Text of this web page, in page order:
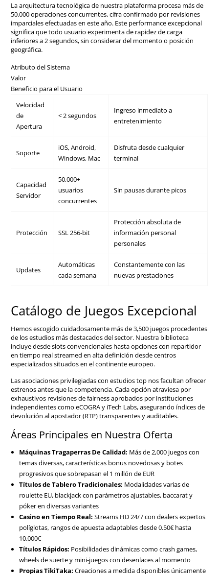
La arquitectura tecnológica de nuestra plataforma procesa más de
50.000 operaciones concurrentes, cifra confirmado por revisiones
imparciales efectuadas en este año. Este performance excepcional
significa que todo usuario experimenta de rapidez de carga
inferiores a 2 segundos, sin considerar del momento o posición
geográfica.
Atributo del Sistema
Valor
Beneficio para el Usuario
Velocidad
de
Apertura
< 2 segundos
Ingreso inmediato a
entretenimiento
Soporte
iOS, Android,
Windows, Mac
Disfruta desde cualquier
terminal
Capacidad
Servidor
50,000+
usuarios
concurrentes
Sin pausas durante picos
Protección SSL 256-bit
Protección absoluta de
información personal
personales
Updates
Automáticas
cada semana
Constantemente con las
nuevas prestaciones
Catálogo de Juegos Excepcional
Hemos escogido cuidadosamente más de 3,500 juegos procedentes
de los estudios más destacados del sector. Nuestra biblioteca
incluye desde slots convencionales hasta opciones con repartidor
en tiempo real streamed en alta definición desde centros
especializados situados en el continente europeo.
Las asociaciones privilegiadas con estudios top nos facultan ofrecer
estrenos antes que la competencia. Cada opción atraviesa por
exhaustivos revisiones de fairness aprobados por instituciones
independientes como eCOGRA y iTech Labs, asegurando índices de
devolución al apostador (RTP) transparentes y auditables.
Áreas Principales en Nuestra Oferta
Máquinas Tragaperras De Calidad: Más de 2,000 juegos con
temas diversas, características bonus novedosas y botes
progresivos que sobrepasan el 1 millón de EUR
Títulos de Tablero Tradicionales: Modalidades varias de
roulette EU, blackjack con parámetros ajustables, baccarat y
póker en diversas variantes
Casino en Tiempo Real: Streams HD 24/7 con dealers expertos
políglotas, rangos de apuesta adaptables desde 0.50€ hasta
10.000€
Títulos Rápidos: Posibilidades dinámicas como crash games,
wheels de suerte y mini-juegos con desenlaces al momento
Propias TikiTaka: Creaciones a medida disponibles únicamente